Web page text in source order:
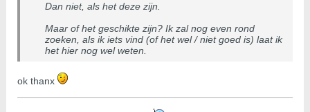
Dan niet, als het deze zijn.
Maar of het geschikte zijn? Ik zal nog even rond
zoeken, als ik iets vind (of het wel / niet goed is) laat ik
het hier nog wel weten.
ok thanx